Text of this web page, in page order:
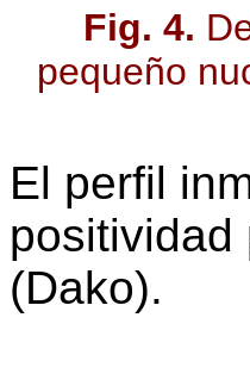
Fig. 4.
pequeño
El perfil
positividad
(Dako).